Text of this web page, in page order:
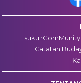
sukuhComMunity
Catatan